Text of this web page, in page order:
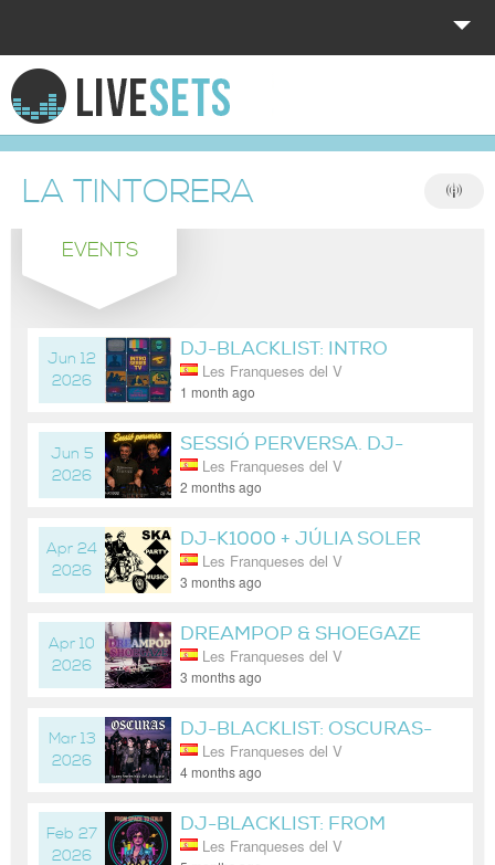
HOME
EXPLORE
DONATE
LOG IN
LA TINTORERA
EVENTS
Jun 12
2026
DJ-BLACKLIST: INTRO
SERIES TV
Les Franqueses del V
1 month ago
Jun 5
2026
SESSIÓ PERVERSA. DJ-
K1000+DJ-RAR
Les Franqueses del V
2 months ago
Apr 24
2026
DJ-K1000 + JÚLIA SOLER
Les Franqueses del V
3 months ago
Apr 10
2026
DREAMPOP & SHOEGAZE
Les Franqueses del V
3 months ago
Mar 13
2026
DJ-BLACKLIST: OSCURAS-
VEUS FEMENINES
DARKWAVE
Les Franqueses del V
4 months ago
Feb 27
2026
DJ-BLACKLIST: FROM
SPACE TO ITALO DISCO
Les Franqueses del V